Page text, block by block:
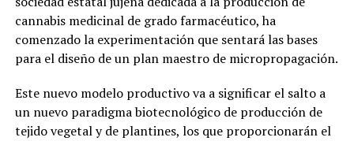
cannabis medicinal de grado farmacéutico, ha
comenzado la experimentación que sentará las bases
para el diseño de un plan maestro de micropropagación.
Este nuevo modelo productivo va a significar el salto a
un nuevo paradigma biotecnológico de producción de
tejido vegetal y de plantines, los que proporcionarán el